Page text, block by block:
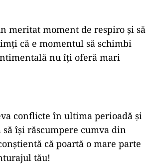
meritat moment de respiro şi să
că e momentul să schimbi
nu îți oferă mari
conflicte în ultima perioadă și
își răscumpere cumva din
că poartă o mare parte
tău!